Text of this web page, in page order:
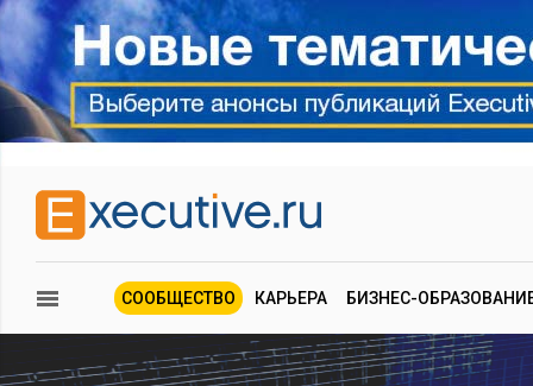
СООБЩЕСТВО КАРЬЕРА БИЗНЕС-